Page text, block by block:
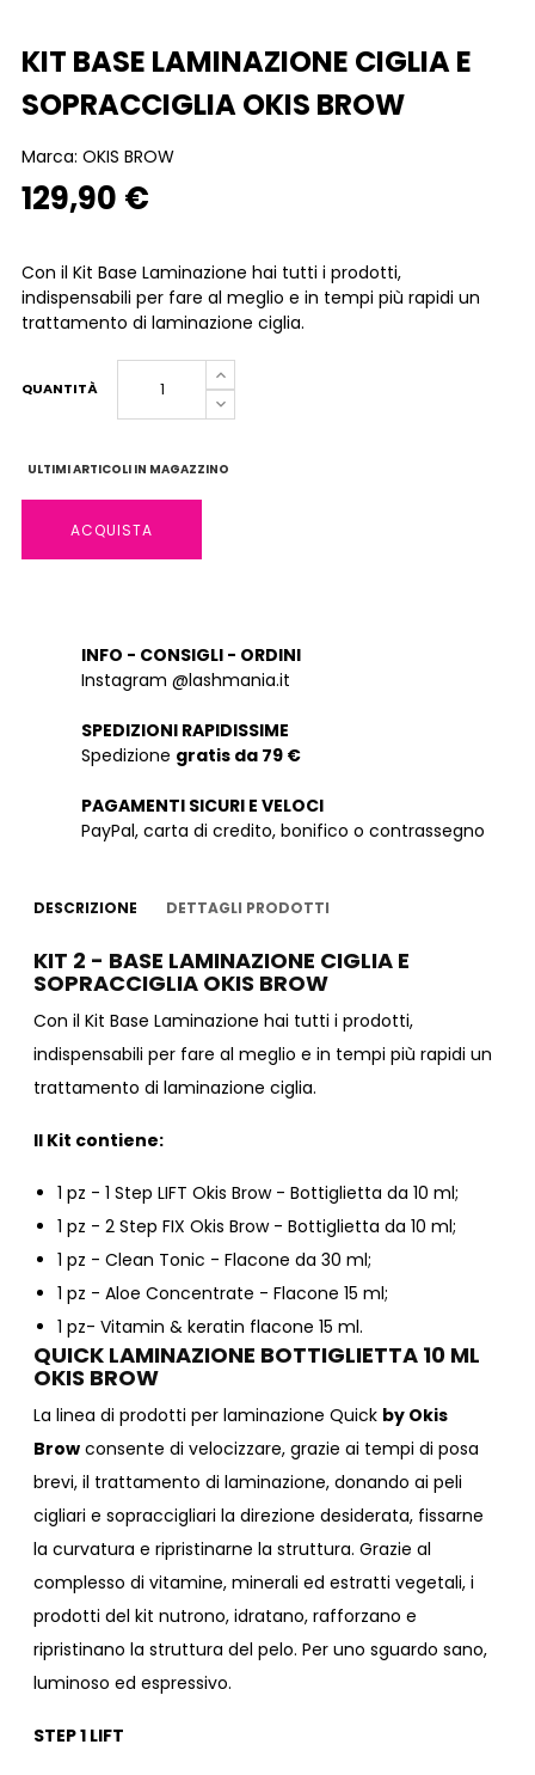
KIT BASE LAMINAZIONE CIGLIA E
SOPRACCIGLIA OKIS BROW
Marca: OKIS BROW
129,90 €
Con il Kit Base Laminazione hai tutti i prodotti,
indispensabili per fare al meglio e in tempi più rapidi un
trattamento di laminazione ciglia.
QUANTITÀ
ULTIMI ARTICOLI IN MAGAZZINO
ACQUISTA
INFO - CONSIGLI - ORDINI
Instagram @lashmania.it
SPEDIZIONI RAPIDISSIME
Spedizione gratis da 79 €
PAGAMENTI SICURI E VELOCI
PayPal, carta di credito, bonifico o contrassegno
DESCRIZIONE DETTAGLI PRODOTTI
KIT 2 - BASE LAMINAZIONE CIGLIA E
SOPRACCIGLIA OKIS BROW
Con il Kit Base Laminazione hai tutti i prodotti,
indispensabili per fare al meglio e in tempi più rapidi un
trattamento di laminazione ciglia.
Il Kit contiene:
1 pz - 1 Step LIFT Okis Brow - Bottiglietta da 10 ml;
1 pz - 2 Step FIX Okis Brow - Bottiglietta da 10 ml;
1 pz - Clean Tonic - Flacone da 30 ml;
1 pz - Aloe Concentrate - Flacone 15 ml;
1 pz- Vitamin & keratin flacone 15 ml.
QUICK LAMINAZIONE BOTTIGLIETTA 10 ML
OKIS BROW
La linea di prodotti per laminazione Quick by Okis
Brow consente di velocizzare, grazie ai tempi di posa
brevi, il trattamento di laminazione, donando ai peli
cigliari e sopraccigliari la direzione desiderata, fissarne
la curvatura e ripristinarne la struttura. Grazie al
complesso di vitamine, minerali ed estratti vegetali, i
prodotti del kit nutrono, idratano, rafforzano e
ripristinano la struttura del pelo. Per uno sguardo sano,
luminoso ed espressivo.
STEP 1 LIFT